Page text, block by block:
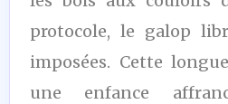
protocole, le galop
imposées. Cette
une enfance